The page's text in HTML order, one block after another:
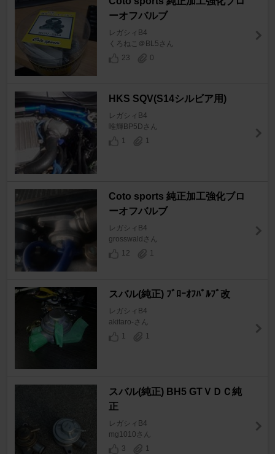
ーオフバルブ
レガシィB4
くろねこ＠BL5さん
23
0
HKS SQV(S14シルビア用)
レガシィB4
唯輝BP5Dさん
1
1
Coto sports 純正加工強化ブロ
ーオフバルブ
レガシィB4
grosswaldさん
12
1
スバル(純正) ﾌﾞﾛｰｵﾌﾊﾞﾙﾌﾞ改
レガシィB4
akitaro-さん
1
1
スバル(純正) BH5 GTＶＤＣ純
正
レガシィB4
mg1010さん
3
1